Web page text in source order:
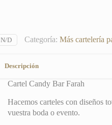
N/D Categoría: Más cartelería
Descripción
Cartel Candy Bar Farah
Hacemos carteles con diseños
vuestra boda o evento.